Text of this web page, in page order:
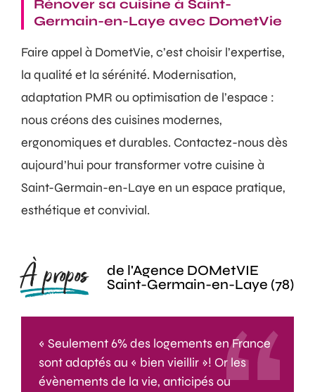
Rénover sa cuisine à Saint-
Germain-en-Laye avec DometVie
Faire appel à DometVie, c’est choisir l’expertise,
la qualité et la sérénité. Modernisation,
adaptation PMR ou optimisation de l’espace :
nous créons des cuisines modernes,
ergonomiques et durables. Contactez-nous dès
aujourd’hui pour transformer votre cuisine à
Saint-Germain-en-Laye en un espace pratique,
esthétique et convivial.
À propos
de l'Agence DOMetVIE
Saint-Germain-en-Laye (78)
« Seulement 6% des logements en France
sont adaptés au « bien vieillir »! Or les
évènements de la vie, anticipés ou